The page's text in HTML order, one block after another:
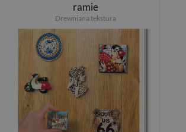
ramie
Drewniana tekstura